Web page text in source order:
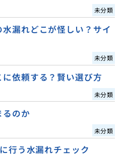
未分類
漏れどこが怪しい？サイ
未分類
に依頼する？賢い選び方
未分類
るのか
未分類
行う水漏れチェック